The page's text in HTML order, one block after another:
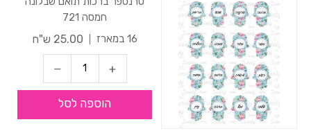
חמסה 721
16 במארז
25.00 ש"ח
הוספה לסל